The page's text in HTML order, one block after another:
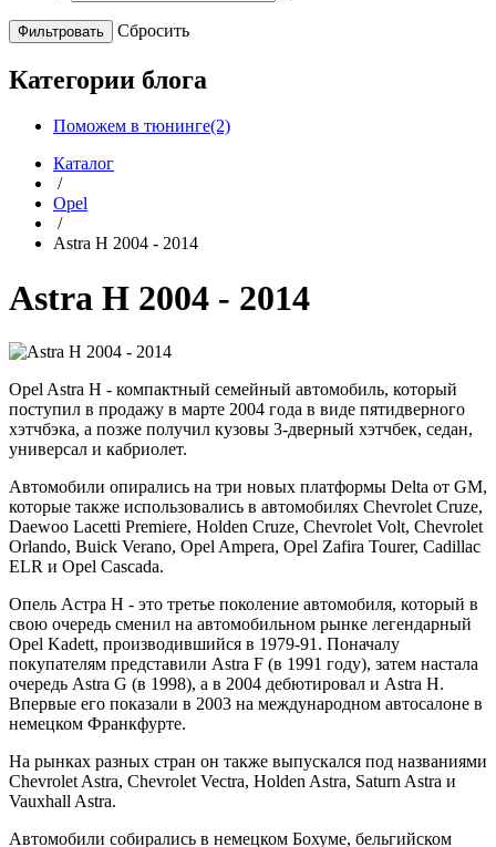
Сбросить
Категории блога
Поможем в тюнинге(2)
Каталог
/
Opel
/
Astra H 2004 - 2014
Astra H 2004 - 2014
Opel Astra H - компактный семейный автомобиль, который
поступил в продажу в марте 2004 года в виде пятидверного
хэтчбэка, а позже получил кузовы 3-дверный хэтчбек, седан,
универсал и кабриолет.
Автомобили опирались на три новых платформы Delta от GM,
которые также использовались в автомобилях Chevrolet Cruze,
Daewoo Lacetti Premiere, Holden Cruze, Chevrolet Volt, Chevrolet
Orlando, Buick Verano, Opel Ampera, Opel Zafira Tourer, Cadillac
ELR и Opel Cascada.
Опель Астра H - это третье поколение автомобиля, который в
свою очередь сменил на автомобильном рынке легендарный
Opel Kadett, производившийся в 1979-91. Поначалу
покупателям представили Astra F (в 1991 году), затем настала
очередь Astra G (в 1998), а в 2004 дебютировал и Astra H.
Впервые его показали в 2003 на международном автосалоне в
немецком Франкфурте.
На рынках разных стран он также выпускался под названиями
Chevrolet Astra, Chevrolet Vectra, Holden Astra, Saturn Astra и
Vauxhall Astra.
Автомобили собирались в немецком Бохуме, бельгийском